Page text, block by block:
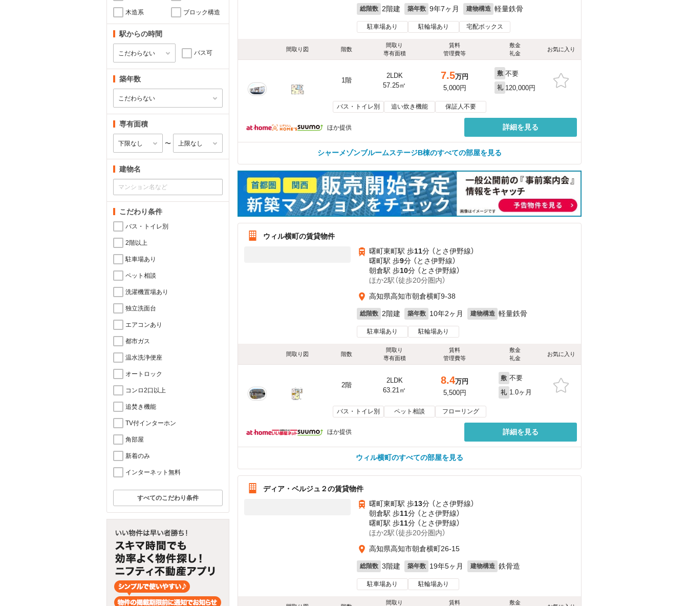
木造系 ブロック構造
駅からの時間
バス可
築年数
専有面積
〜
建物名
こだわり条件
バス・トイレ別
2階以上
駐車場あり
ペット相談
洗濯機置場あり
独立洗面台
エアコンあり
都市ガス
温水洗浄便座
オートロック
コンロ2口以上
追焚き機能
TV付インターホン
角部屋
新着のみ
インターネット無料
すべてのこだわり条件
総階数 2階建 築年数 9年7ヶ月 建物構造 軽量鉄骨
駐車場あり 駐輪場あり 宅配ボックス
間取り図 階数
間取り
専有面積
賃料
管理費等
敷金
礼金
お気に入り
1階
2LDK
57.25㎡
7.5万円
5,000円
敷 不要
礼 120,000円
バス・トイレ別 追い炊き機能 保証人不要
ほか提供 詳細を見る
シャーメゾンブルームステージB棟のすべての部屋を見る
ウィル横町の賃貸物件
曙町東町駅 歩11分 （とさ伊野線）
曙町駅 歩9分 （とさ伊野線）
朝倉駅 歩10分 （とさ伊野線）
ほか2駅（徒歩20分圏内）
高知県高知市朝倉横町9-38
総階数 2階建 築年数 10年2ヶ月 建物構造 軽量鉄骨
駐車場あり 駐輪場あり
間取り図 階数
間取り
専有面積
賃料
管理費等
敷金
礼金
お気に入り
2階
2LDK
63.21㎡
8.4万円
5,500円
敷 不要
礼 1.0ヶ月
バス・トイレ別 ペット相談 フローリング
ほか提供 詳細を見る
ウィル横町のすべての部屋を見る
ディア・ベルジュ２の賃貸物件
曙町東町駅 歩13分 （とさ伊野線）
朝倉駅 歩11分 （とさ伊野線）
曙町駅 歩11分 （とさ伊野線）
ほか2駅（徒歩20分圏内）
高知県高知市朝倉横町26-15
総階数 3階建 築年数 19年5ヶ月 建物構造 鉄骨造
駐車場あり 駐輪場あり
間取り
賃料
敷金